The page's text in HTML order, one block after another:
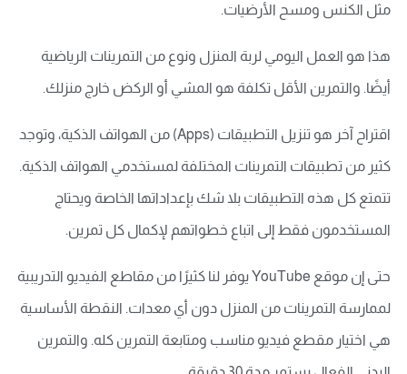
مثل الكنس ومسح الأرضيات.
هذا هو العمل اليومي لربة المنزل ونوع من التمرينات الرياضية
أيضًا. والتمرين الأقل تكلفة هو المشي أو الركض خارج منزلك.
اقتراح آخر هو تنزيل التطبيقات (Apps) من الهواتف الذكية، وتوجد
كثير من تطبيقات التمرينات المختلفة لمستخدمي الهواتف الذكية.
تتمتع كل هذه التطبيقات بلا شك بإعداداتها الخاصة ويحتاج
المستخدمون فقط إلى اتباع خطواتهم لإكمال كل تمرين.
حتى إن موقع YouTube يوفر لنا كثيرًا من مقاطع الفيديو التدريبية
لممارسة التمرينات من المنزل دون أي معدات. النقطة الأساسية
هي اختيار مقطع فيديو مناسب ومتابعة التمرين كله. والتمرين